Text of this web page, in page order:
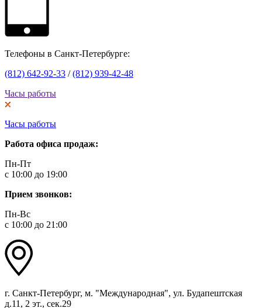
Телефоны в Санкт-Петербурге:
(812) 642-92-33 /(812) 939-42-48
Часы работы
Часы работы
Работа офиса продаж:
Пн-Пт
с 10:00 до 19:00
Прием звонков:
Пн-Вс
с 10:00 до 21:00
г. Санкт-Петербург, м. "Международная", ул. Будапештская
д.11, 2 эт., сек.29